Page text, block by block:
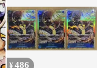
¥486